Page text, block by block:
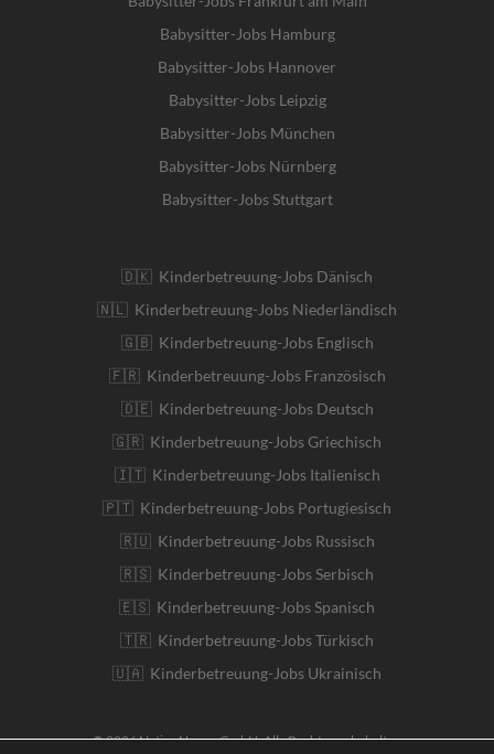
Babysitter-Jobs Hamburg
Babysitter-Jobs Hannover
Babysitter-Jobs Leipzig
Babysitter-Jobs München
Babysitter-Jobs Nürnberg
Babysitter-Jobs Stuttgart
🇩🇰 Kinderbetreuung-Jobs Dänisch
🇳🇱 Kinderbetreuung-Jobs Niederländisch
🇬🇧 Kinderbetreuung-Jobs Englisch
🇫🇷 Kinderbetreuung-Jobs Französisch
🇩🇪 Kinderbetreuung-Jobs Deutsch
🇬🇷 Kinderbetreuung-Jobs Griechisch
🇮🇹 Kinderbetreuung-Jobs Italienisch
🇵🇹 Kinderbetreuung-Jobs Portugiesisch
🇷🇺 Kinderbetreuung-Jobs Russisch
🇷🇸 Kinderbetreuung-Jobs Serbisch
🇪🇸 Kinderbetreuung-Jobs Spanisch
🇹🇷 Kinderbetreuung-Jobs Türkisch
🇺🇦 Kinderbetreuung-Jobs Ukrainisch
© 2026 Native Nanny GmbH. Alle Rechte vorbehalten